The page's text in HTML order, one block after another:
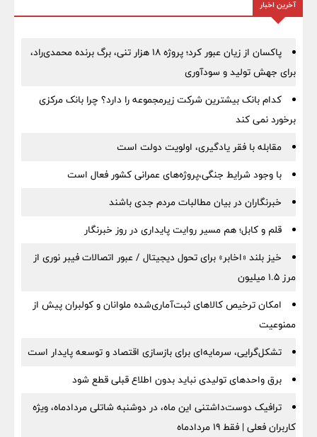
آخرین اخبار
پاکسان از زیان عبور کرد؛ پروژه ۱۸ هزار تنی، برگ برنده محمدی‌راد،
برای جهش تولید و سودآوری
کدام بانک بیشترین شرکت زیرمجموعه را دارد؟ چرا بانک مرکزی
برخورد نمی کند
مقابله با فقر یادگیری، اولویت دولت است
با وجود شرایط جنگی،پروژه‌های عمرانی کشور فعال است
خبرنگاران در بیان مطالبات مردم جدی باشند
قلم و کابل؛ هم مسیر روایت پایداری در روز خبرنگار
خیز بلند «اخابر» برای تحول دیجیتال / عبور اتصالات فیبر نوری از
مرز ۱.۵ میلیون
امکان ترخیص کالاهای ثبت‌آماری‌شده ملوانان و کولبران پیش از
ممنوعیت
تشکل‌گرایی، سرمایه‌ای برای بازسازی اقتصاد و توسعه پایدار است
برق واحدهای تولیدی نباید بدون اطلاع قبلی قطع شود
ترافیک دوست‌داشتنی این ماه، در دوشنبه شاتلی مردادماه، ویژه
کاربران فعلی | فقط ۱۹ مردادماه